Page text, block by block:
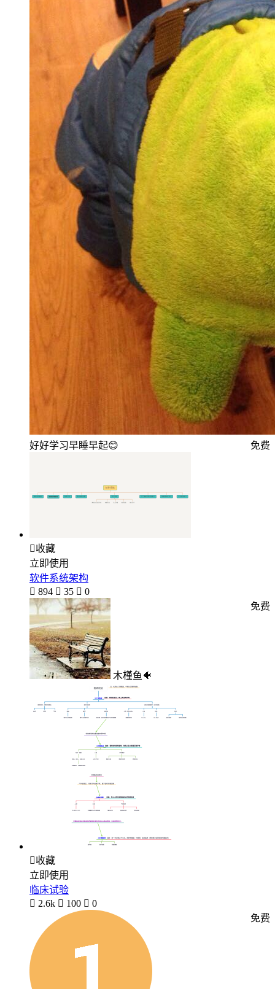
好好学习早睡早起😊 免费
收藏
立即使用
软件系统架构
 894  35  0
木槿鱼🐠
免费
收藏
立即使用
临床试验
 2.6k  100  0
免费